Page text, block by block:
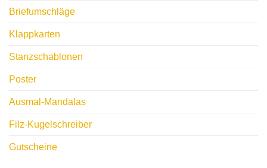
Briefumschläge
Klappkarten
Stanzschablonen
Poster
Ausmal-Mandalas
Filz-Kugelschreiber
Gutscheine